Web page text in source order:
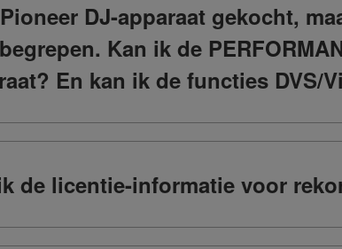
DJ-apparaat gekocht,
Kan ik de
En kan ik de functies DVS/
de licentie-informatie voor